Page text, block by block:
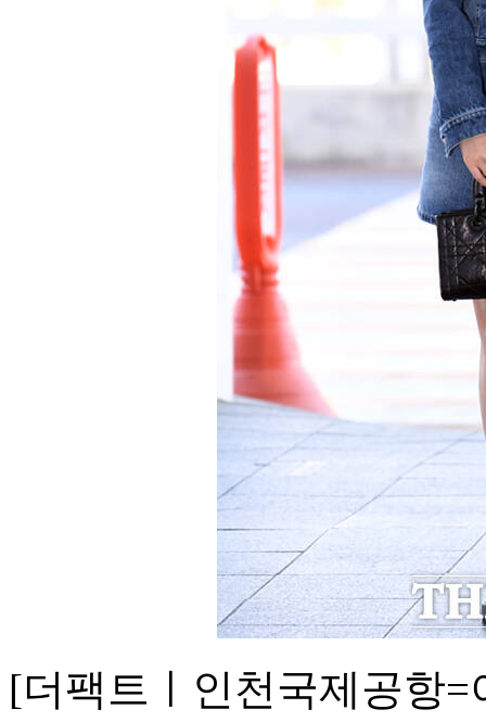
[더팩트ㅣ인천국제공항